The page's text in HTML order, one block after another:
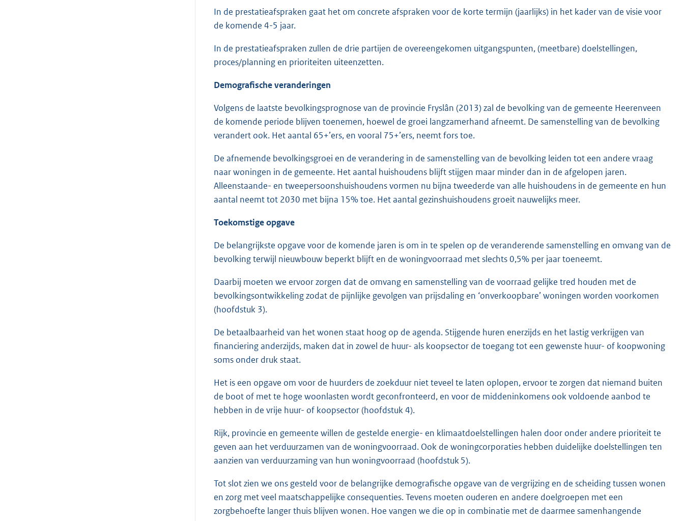
In de prestatieafspraken gaat het om concrete afspraken voor de korte termijn (jaarlijks) in het kader van de visie voor
de komende 4-5 jaar.
In de prestatieafspraken zullen de drie partijen de overeengekomen uitgangspunten, (meetbare) doelstellingen,
proces/planning en prioriteiten uiteenzetten.
Demografische veranderingen
Volgens de laatste bevolkingsprognose van de provincie Fryslân (2013) zal de bevolking van de gemeente Heerenveen
de komende periode blijven toenemen, hoewel de groei langzamerhand afneemt. De samenstelling van de bevolking
verandert ook. Het aantal 65+’ers, en vooral 75+’ers, neemt fors toe.
De afnemende bevolkingsgroei en de verandering in de samenstelling van de bevolking leiden tot een andere vraag
naar woningen in de gemeente. Het aantal huishoudens blijft stijgen maar minder dan in de afgelopen jaren.
Alleenstaande- en tweepersoonshuishoudens vormen nu bijna tweederde van alle huishoudens in de gemeente en hun
aantal neemt tot 2030 met bijna 15% toe. Het aantal gezinshuishoudens groeit nauwelijks meer.
Toekomstige opgave
De belangrijkste opgave voor de komende jaren is om in te spelen op de veranderende samenstelling en omvang van de
bevolking terwijl nieuwbouw beperkt blijft en de woningvoorraad met slechts 0,5% per jaar toeneemt.
Daarbij moeten we ervoor zorgen dat de omvang en samenstelling van de voorraad gelijke tred houden met de
bevolkingsontwikkeling zodat de pijnlijke gevolgen van prijsdaling en ‘onverkoopbare’ woningen worden voorkomen
(hoofdstuk 3).
De betaalbaarheid van het wonen staat hoog op de agenda. Stijgende huren enerzijds en het lastig verkrijgen van
financiering anderzijds, maken dat in zowel de huur- als koopsector de toegang tot een gewenste huur- of koopwoning
soms onder druk staat.
Het is een opgave om voor de huurders de zoekduur niet teveel te laten oplopen, ervoor te zorgen dat niemand buiten
de boot of met te hoge woonlasten wordt geconfronteerd, en voor de middeninkomens ook voldoende aanbod te
hebben in de vrije huur- of koopsector (hoofdstuk 4).
Rijk, provincie en gemeente willen de gestelde energie- en klimaatdoelstellingen halen door onder andere prioriteit te
geven aan het verduurzamen van de woningvoorraad. Ook de woningcorporaties hebben duidelijke doelstellingen ten
aanzien van verduurzaming van hun woningvoorraad (hoofdstuk 5).
Tot slot zien we ons gesteld voor de belangrijke demografische opgave van de vergrijzing en de scheiding tussen wonen
en zorg met veel maatschappelijke consequenties. Tevens moeten ouderen en andere doelgroepen met een
zorgbehoefte langer thuis blijven wonen. Hoe vangen we die op in combinatie met de daarmee samenhangende